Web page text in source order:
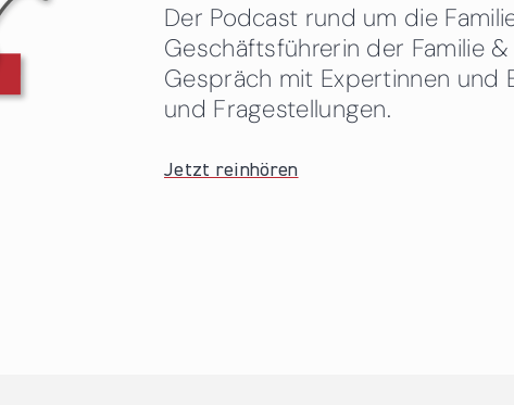
Der Podcast rund um die
Geschäftsführerin der Familie
Gespräch mit Expertinnen und
und Fragestellungen.
Jetzt reinhören